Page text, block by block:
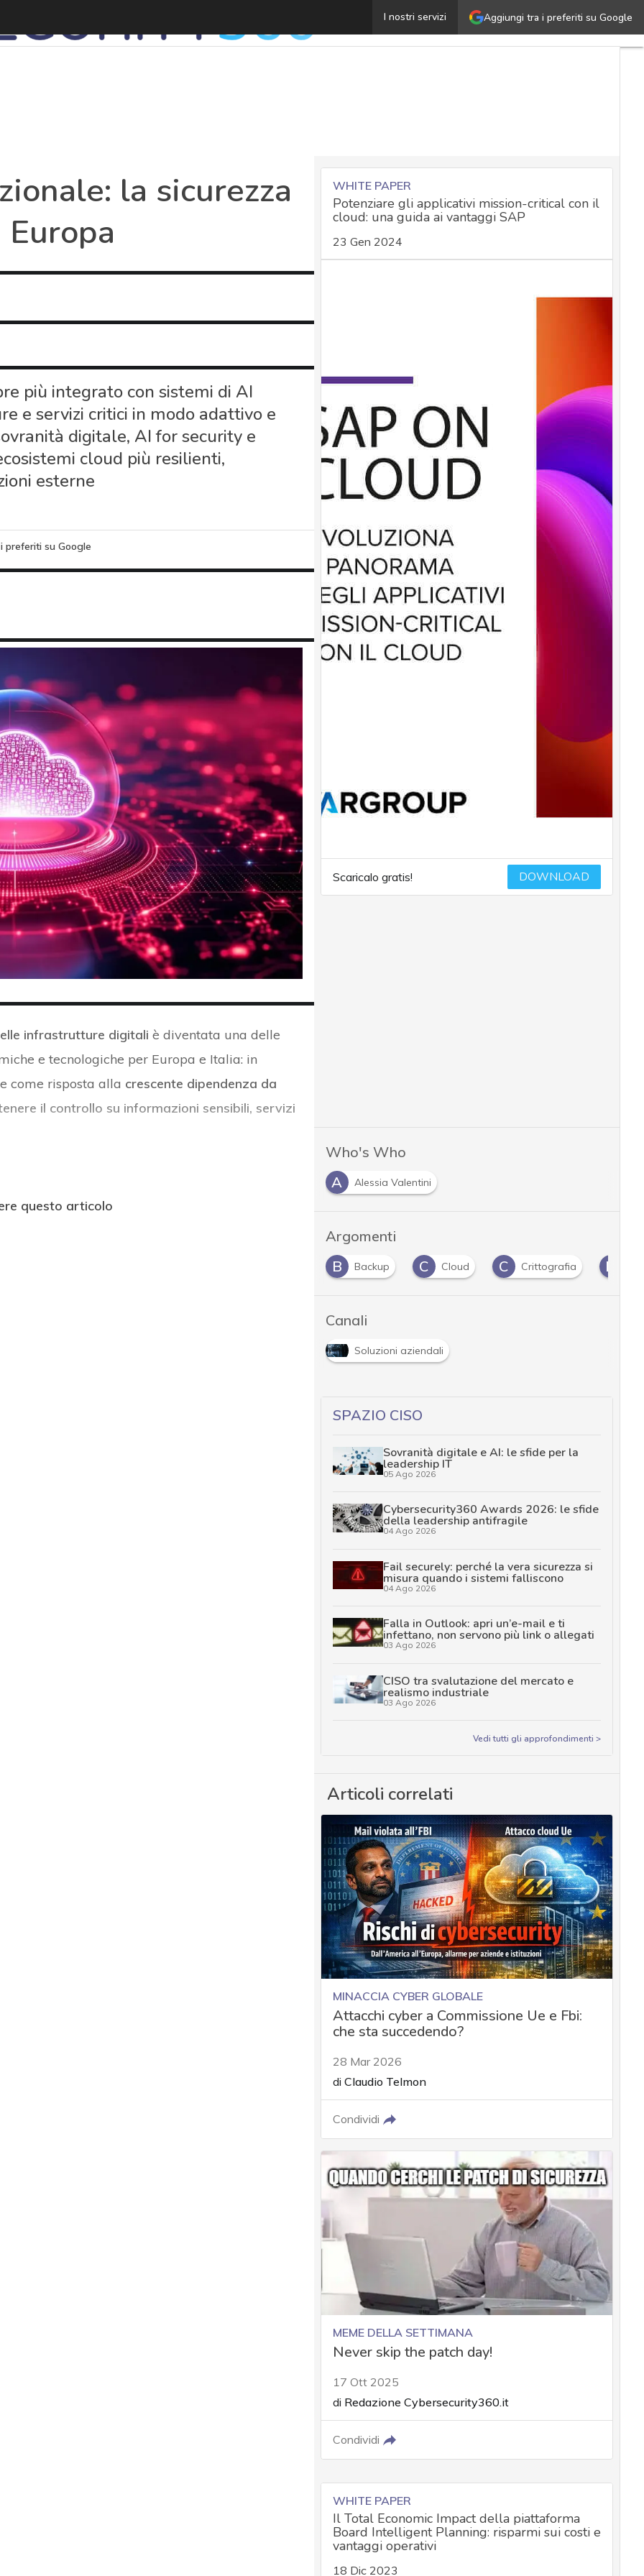
Aggiungi tra i preferiti su Google
I nostri servizi
Cloud sovrano e nazionale: la sicurezza del dato in
la sicurezza
più integrato con sistemi di AI
e servizi critici in modo adattivo e
digitale, AI for security e
cloud più resilienti,
esterne
preferiti su Google
infrastrutture digitali è diventata una delle
e tecnologiche per Europa e Italia: in
come risposta alla crescente dipendenza da
il controllo su informazioni sensibili, servizi
questo articolo
WHITE PAPER
Potenziare gli applicativi mission-critical con il
cloud: una guida ai vantaggi SAP
23 Gen 2024
Scaricalo gratis! DOWNLOAD
Who's Who
A
Alessia Valentini
Argomenti
B Backup C Cloud C Crittografia D
Canali
Soluzioni aziendali
SPAZIO CISO
Sovranità digitale e AI: le sfide per la
leadership IT
05 Ago 2026
Cybersecurity360 Awards 2026: le sfide
della leadership antifragile
04 Ago 2026
Fail securely: perché la vera sicurezza si
misura quando i sistemi falliscono
04 Ago 2026
Falla in Outlook: apri un’e-mail e ti
infettano, non servono più link o allegati
03 Ago 2026
CISO tra svalutazione del mercato e
realismo industriale
03 Ago 2026
Vedi tutti gli approfondimenti >
Articoli correlati
MINACCIA CYBER GLOBALE
Attacchi cyber a Commissione Ue e Fbi:
che sta succedendo?
28 Mar 2026
di Claudio Telmon
Condividi
MEME DELLA SETTIMANA
Never skip the patch day!
17 Ott 2025
di Redazione Cybersecurity360.it
Condividi
WHITE PAPER
Il Total Economic Impact della piattaforma
Board Intelligent Planning: risparmi sui costi e
vantaggi operativi
18 Dic 2023